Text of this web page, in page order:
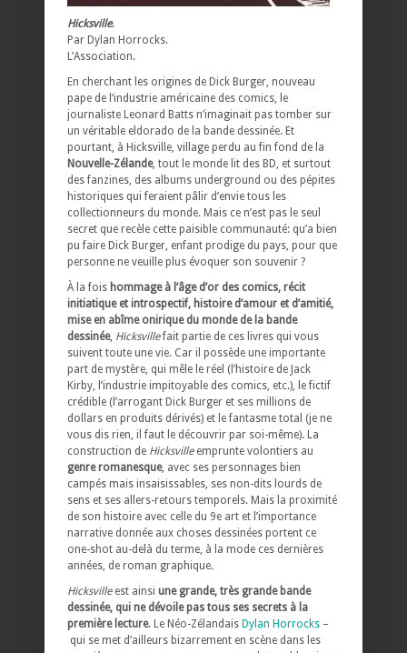
Hicksville.
Par Dylan Horrocks.
L’Association.
En cherchant les origines de Dick Burger, nouveau
pape de l’industrie américaine des comics, le
journaliste Leonard Batts n’imaginait pas tomber sur
un véritable eldorado de la bande dessinée. Et
pourtant, à Hicksville, village perdu au fin fond de la
Nouvelle-Zélande, tout le monde lit des BD, et surtout
des fanzines, des albums underground ou des pépites
historiques qui feraient pâlir d’envie tous les
collectionneurs du monde. Mais ce n’est pas le seul
secret que recèle cette paisible communauté: qu’a bien
pu faire Dick Burger, enfant prodige du pays, pour que
personne ne veuille plus évoquer son souvenir ?
À la fois hommage à l’âge d’or des comics, récit
initiatique et introspectif, histoire d’amour et d’amitié,
mise en abîme onirique du monde de la bande
dessinée, Hicksvillefait partie de ces livres qui vous
suivent toute une vie. Car il possède une importante
part de mystère, qui mêle le réel (l’histoire de Jack
Kirby, l’industrie impitoyable des comics, etc.), le fictif
crédible (l’arrogant Dick Burger et ses millions de
dollars en produits dérivés) et le fantasme total (je ne
vous dis rien, il faut le découvrir par soi-même). La
construction de Hicksvilleemprunte volontiers au
genre romanesque, avec ses personnages bien
campés mais insaisissables, ses non-dits lourds de
sens et ses allers-retours temporels. Mais la proximité
de son histoire avec celle du 9e art et l’importance
narrative donnée aux choses dessinées portent ce
one-shot au-delà du terme, à la mode ces dernières
années, de roman graphique.
Hicksvilleest ainsi une grande, très grande bande
dessinée, qui ne dévoile pas tous ses secrets à la
première lecture. Le Néo-Zélandais Dylan Horrocks –
qui se met d’ailleurs bizarrement en scène dans les